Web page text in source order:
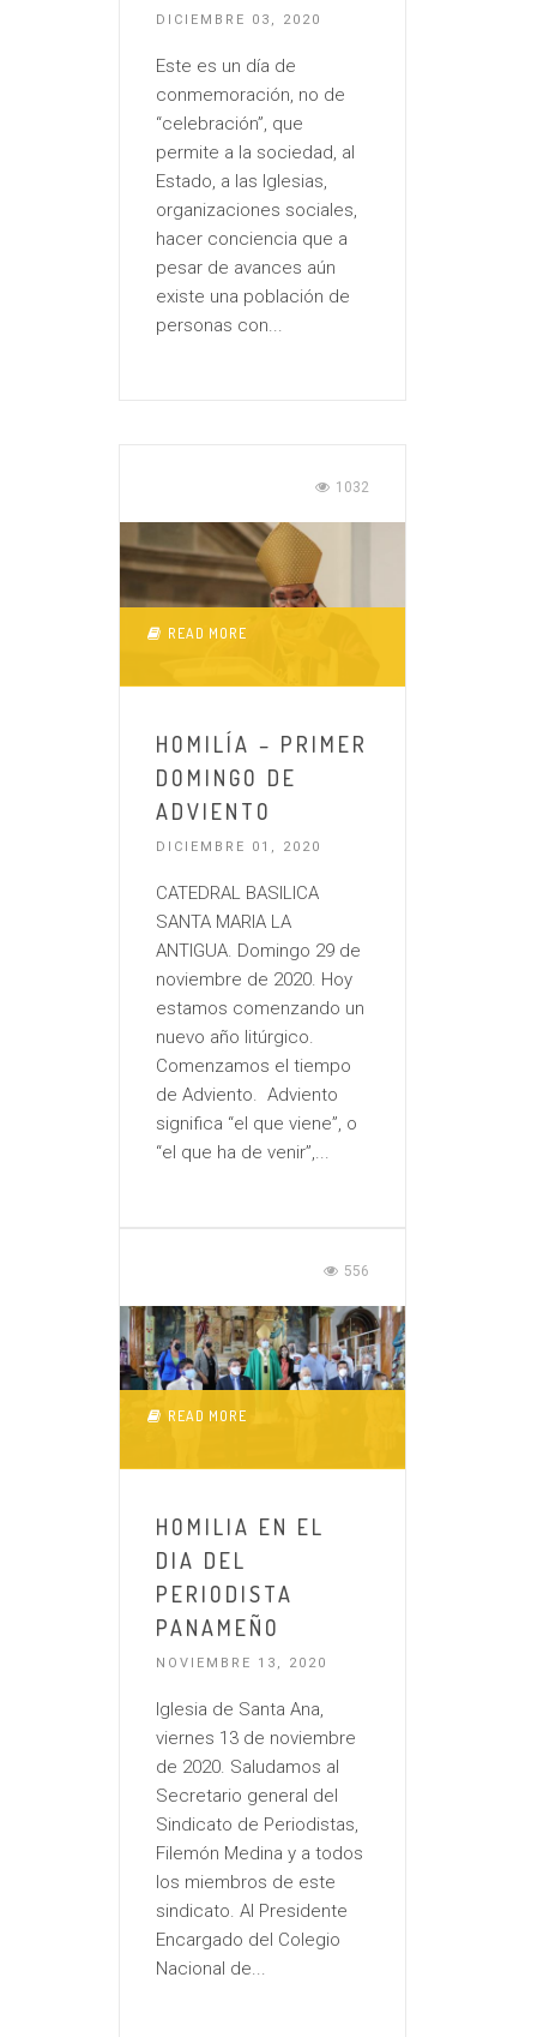
DICIEMBRE 03, 2020
Este es un día de
conmemoración, no de
“celebración”, que
permite a la sociedad, al
Estado, a las Iglesias,
organizaciones sociales,
hacer conciencia que a
pesar de avances aún
existe una población de
personas con...
1032
READ MORE
HOMILÍA – PRIMER
DOMINGO DE
ADVIENTO
DICIEMBRE 01, 2020
CATEDRAL BASILICA
SANTA MARIA LA
ANTIGUA. Domingo 29 de
noviembre de 2020. Hoy
estamos comenzando un
nuevo año litúrgico.
Comenzamos el tiempo
de Adviento. Adviento
significa “el que viene”, o
“el que ha de venir”,...
556
READ MORE
HOMILIA EN EL
DIA DEL
PERIODISTA
PANAMEÑO
NOVIEMBRE 13, 2020
Iglesia de Santa Ana,
viernes 13 de noviembre
de 2020. Saludamos al
Secretario general del
Sindicato de Periodistas,
Filemón Medina y a todos
los miembros de este
sindicato. Al Presidente
Encargado del Colegio
Nacional de...